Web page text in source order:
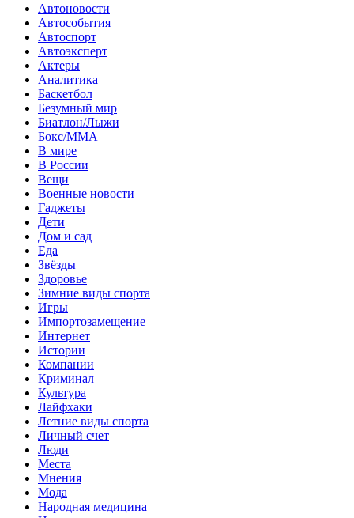
Автоновости
Автособытия
Автоспорт
Автоэксперт
Актеры
Аналитика
Баскетбол
Безумный мир
Биатлон/Лыжи
Бокс/MMA
В мире
В России
Вещи
Военные новости
Гаджеты
Дети
Дом и сад
Еда
Звёзды
Здоровье
Зимние виды спорта
Игры
Импортозамещение
Интернет
Истории
Компании
Криминал
Культура
Лайфхаки
Летние виды спорта
Личный счет
Люди
Места
Мнения
Мода
Народная медицина